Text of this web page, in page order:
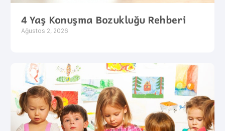
4 Yaş Konuşma Bozukluğu Rehberi
Ağustos 2, 2026